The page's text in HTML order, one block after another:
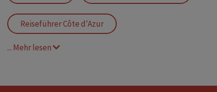
Reiseführer Côte d'Azur
Reiseführer Côte d'Azur mit Karte
Reiseführer Côte d'Azur Kinder Cannes
... Mehr lesen